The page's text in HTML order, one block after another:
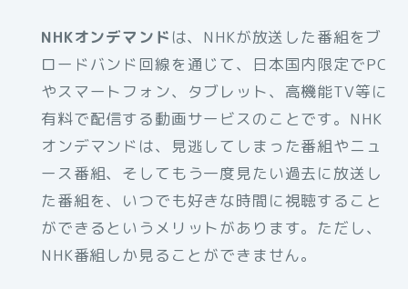
NHKオンデマンド は、NHKが放送した番組をブ
ロードバンド回線を通じて、日本国内限定でPC
やスマートフォン、タブレット、高機能TV等に
有料で配信する動画サービスのことです。NHK
オンデマンドは、見逃してしまった番組やニュ
ース番組、そしてもう一度見たい過去に放送し
た番組を、いつでも好きな時間に視聴すること
ができるというメリットがあります。ただし、
NHK番組しか見ることができません。